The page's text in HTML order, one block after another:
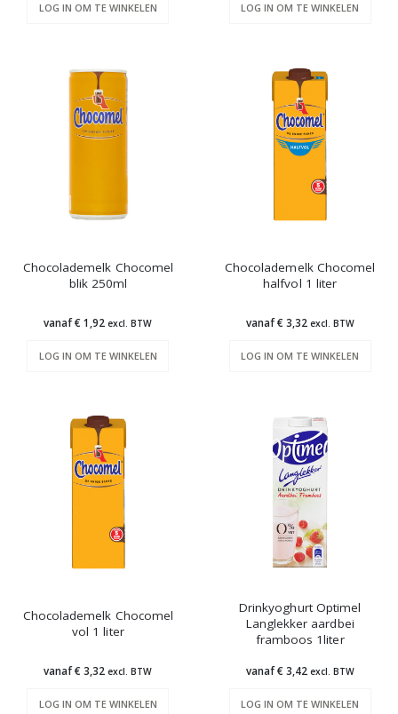
LOG IN OM TE WINKELEN LOG IN OM TE WINKELEN
Chocolademelk Chocomel
blik 250ml
vanaf € 1,92excl. BTW
LOG IN OM TE WINKELEN
Chocolademelk Chocomel
halfvol 1 liter
vanaf € 3,32 excl. BTW
LOG IN OM TE WINKELEN
Chocolademelk Chocomel
vol 1 liter
vanaf € 3,32excl. BTW
LOG IN OM TE WINKELEN
Drinkyoghurt Optimel
Langlekker aardbei
framboos 1liter
vanaf € 3,42 excl. BTW
LOG IN OM TE WINKELEN